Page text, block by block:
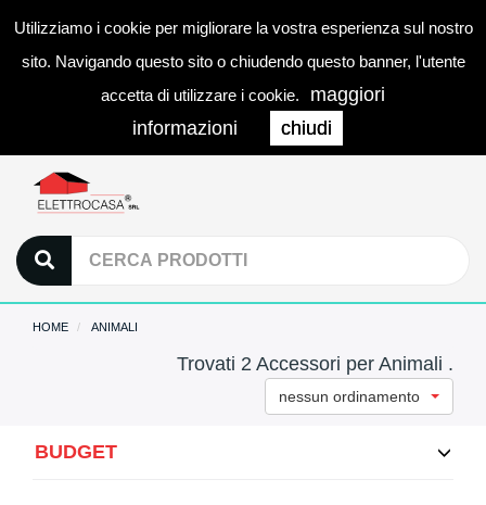
Utilizziamo i cookie per migliorare la vostra esperienza sul nostro
sito. Navigando questo sito o chiudendo questo banner, l'utente
accetta di utilizzare i cookie.
maggiori
informazioni
chiudi
0
HOME ANIMALI
Trovati 2 Accessori per Animali .
nessun ordinamento
BUDGET